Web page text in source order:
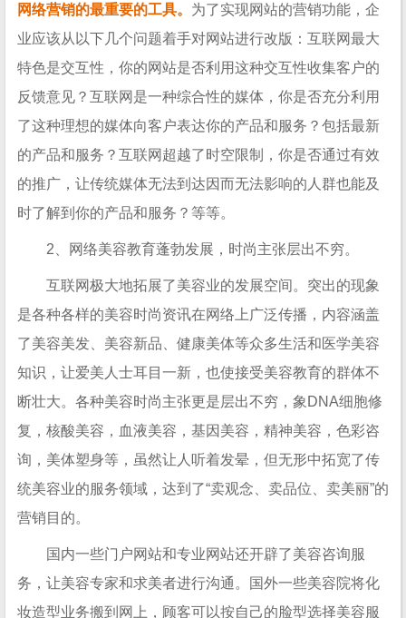
网络营销的最重要的工具。 为了实现网站的营销功能，企
业应该从以下几个问题着手对网站进行改版：互联网最大
特色是交互性，你的网站是否利用这种交互性收集客户的
反馈意见？互联网是一种综合性的媒体，你是否充分利用
了这种理想的媒体向客户表达你的产品和服务？包括最新
的产品和服务？互联网超越了时空限制，你是否通过有效
的推广，让传统媒体无法到达因而无法影响的人群也能及
时了解到你的产品和服务？等等。
2、网络美容教育蓬勃发展，时尚主张层出不穷。
互联网极大地拓展了美容业的发展空间。突出的现象
是各种各样的美容时尚资讯在网络上广泛传播，内容涵盖
了美容美发、美容新品、健康美体等众多生活和医学美容
知识，让爱美人士耳目一新，也使接受美容教育的群体不
断壮大。各种美容时尚主张更是层出不穷，象DNA细胞修
复，核酸美容，血液美容，基因美容，精神美容，色彩咨
询，美体塑身等，虽然让人听着发晕，但无形中拓宽了传
统美容业的服务领域，达到了“卖观念、卖品位、卖美丽”的
营销目的。
国内一些门户网站和专业网站还开辟了美容咨询服
务，让美容专家和求美者进行沟通。国外一些美容院将化
妆造型业务搬到网上，顾客可以按自己的脸型选择美容服